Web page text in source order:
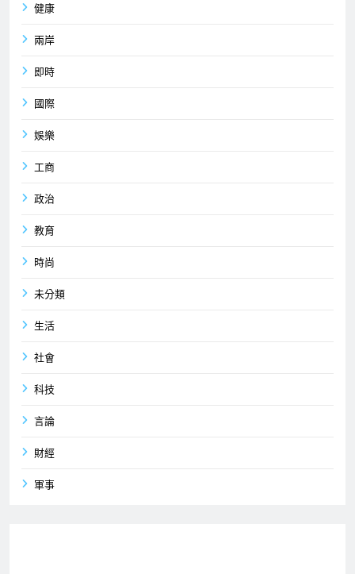
健康
兩岸
即時
國際
娛樂
工商
政治
教育
時尚
未分類
生活
社會
科技
言論
財經
軍事